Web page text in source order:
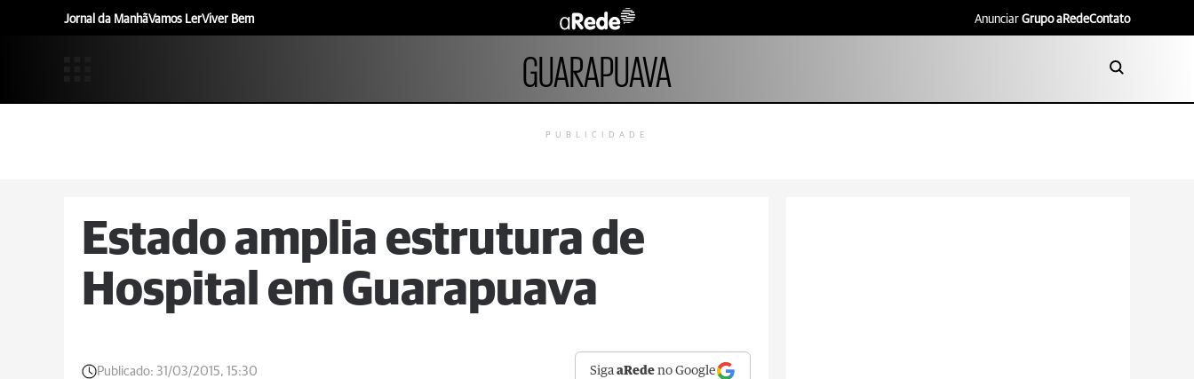
Jornal da ManhãVamos LerViver Bem Anunciar Grupo aRedeContato
GUARAPUAVA
PUBLICIDADE
Estado amplia estrutura de
Hospital em Guarapuava
Publicado: 31/03/2015, 15:30 SigaaRede no Google